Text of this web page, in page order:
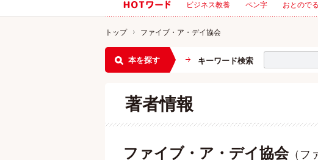
ビジネス教養 ペン字 おとので
トップ ファイブ・ア・デイ協会
本を探す キーワード検索
著者情報
ファイブ・ア・デイ協会（フ